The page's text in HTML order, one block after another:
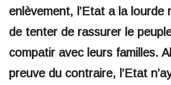
enlèvement, l’Etat a la lourde
de tenter de rassurer le
compatir avec leurs familles.
preuve du contraire, l’Etat